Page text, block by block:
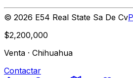
© 2026 E54 Real State Sa De Cv
$2,200,000
Venta · Chihuahua
Contactar